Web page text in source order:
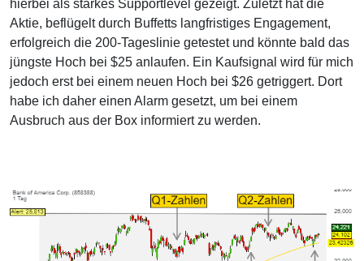
hierbei als starkes Supportlevel gezeigt. Zuletzt hat die
Aktie, beflügelt durch Buffetts langfristiges Engagement,
erfolgreich die 200-Tageslinie getestet und könnte bald das
jüngste Hoch bei $25 anlaufen. Ein Kaufsignal wird für mich
jedoch erst bei einem neuen Hoch bei $26 getriggert. Dort
habe ich daher einen Alarm gesetzt, um bei einem
Ausbruch aus der Box informiert zu werden.